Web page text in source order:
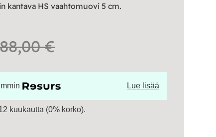
kantava HS vaahtomuovi 5 cm.
€Hintaluokka:
276,00 €
-
Lue lisää
kuukautta (0% korko).